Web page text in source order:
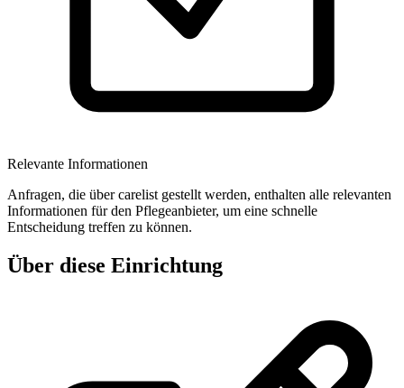
Relevante Informationen
Anfragen, die über carelist gestellt werden, enthalten alle relevanten
Informationen für den Pflegeanbieter, um eine schnelle
Entscheidung treffen zu können.
Über diese Einrichtung